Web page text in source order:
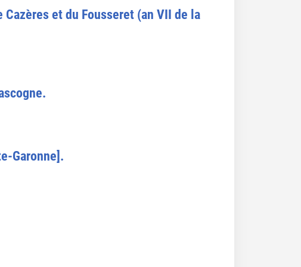
et du Fousseret (an VII de la
Garonne].